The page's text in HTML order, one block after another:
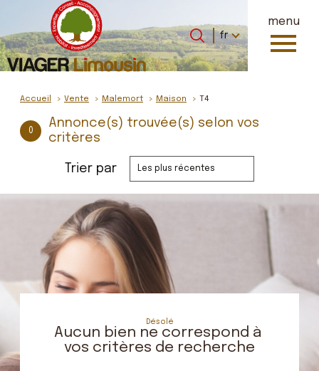
menu
Langue
fr
Accueil
0
Langue
fr
Accueil Vente Malemort Maison T4
0
Annonce(s) trouvée(s) selon vos
critères
Trier par Les plus récentes
Désolé
Aucun bien ne correspond à
vos critères de recherche